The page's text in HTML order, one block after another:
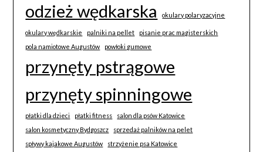
odzież wędkarska okulary polaryzacyjne
okulary wędkarskie palniki na pellet
pisanie prac magisterskich
pola namiotowe Augustów
powłoki gumowe
przynęty pstrągowe
przynęty spinningowe
płatki dla dzieci płatki fitness
salon dla psów Katowice
salon kosmetyczny Bydgoszcz
sprzedaż palników na pelet
spływy kajakowe Augustów
strzyżenie psa Katowice